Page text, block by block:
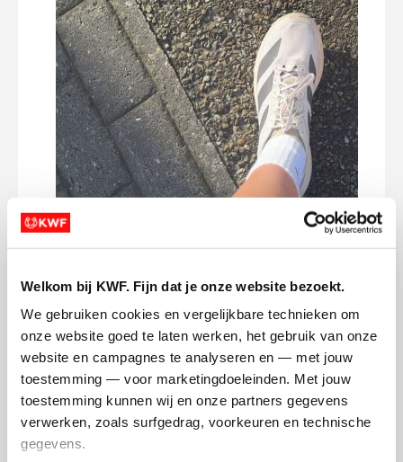
Welkom bij KWF. Fijn dat je onze website bezoekt.
We gebruiken cookies en vergelijkbare technieken om
onze website goed te laten werken, het gebruik van onze
website en campagnes te analyseren en — met jouw
toestemming — voor marketingdoeleinden. Met jouw
toestemming kunnen wij en onze partners gegevens
verwerken, zoals surfgedrag, voorkeuren en technische
gegevens.
Ilana's badges